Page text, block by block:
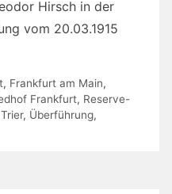
Hirsch in der
vom 20.03.1915
, Frankfurt am Main,
Frankfurt, Reserve-
Trier, Überführung,